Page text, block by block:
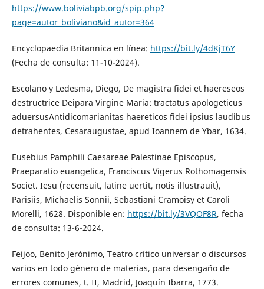
https://www.boliviabpb.org/spip.php?
page=autor_boliviano&id_autor=364
Encyclopaedia Britannica en línea: https://bit.ly/4dKjT6Y
(Fecha de consulta: 11-10-2024).
Escolano y Ledesma, Diego, De magistra fidei et haereseos
destructrice Deipara Virgine Maria: tractatus apologeticus
aduersusAntidicomarianitas haereticos fidei ipsius laudibus
detrahentes, Cesaraugustae, apud Ioannem de Ybar, 1634.
Eusebius Pamphili Caesareae Palestinae Episcopus,
Praeparatio euangelica, Franciscus Vigerus Rothomagensis
Societ. Iesu (recensuit, latine uertit, notis illustrauit),
Parisiis, Michaelis Sonnii, Sebastiani Cramoisy et Caroli
Morelli, 1628. Disponible en: https://bit.ly/3VQOF8R, fecha
de consulta: 13-6-2024.
Feijoo, Benito Jerónimo, Teatro crítico universar o discursos
varios en todo género de materias, para desengaño de
errores comunes, t. II, Madrid, Joaquín Ibarra, 1773.